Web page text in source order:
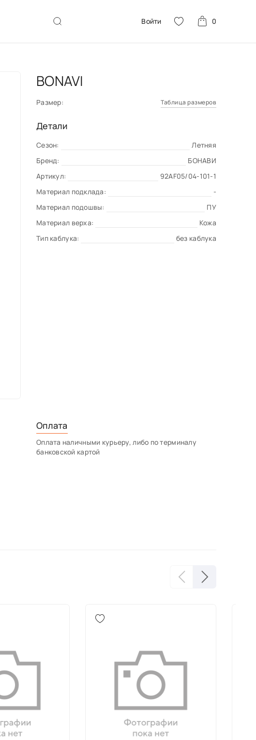
Войти 0
BONAVI
Размер: Таблица размеров
Детали
Сезон:
Летняя
Бренд:
БОНАВИ
Артикул:
92AF05/04-101-1
Материал подклада:
-
Материал подошвы:
ПУ
Материал верха:
Кожа
Тип каблука:
без каблука
Оплата
Оплата наличными курьеру, либо по терминалу
банковской картой